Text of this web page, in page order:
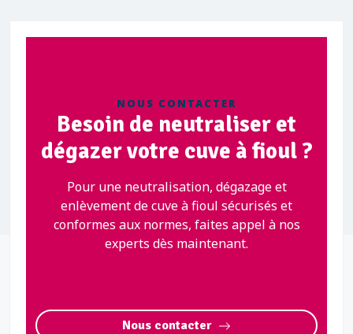
NOUS CONTACTER
Besoin de neutraliser et
dégazer votre cuve à fioul ?
Pour une neutralisation, dégazage et
enlèvement de cuve à fioul sécurisés et
conformes aux normes, faites appel à nos
experts dès maintenant.
Nous contacter